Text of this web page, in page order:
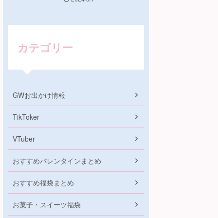
カテゴリー
GWお出かけ情報
TikToker
VTuber
おすすめバレンタインまとめ
おすすめ福袋まとめ
お菓子・スイーツ福袋